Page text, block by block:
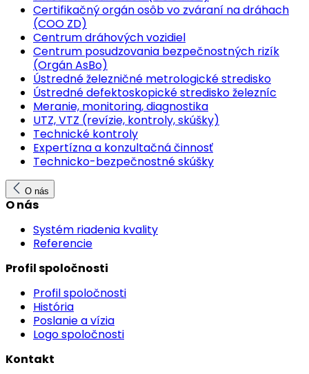
Certifikačný orgán osôb vo zváraní na dráhach
(COO ZD)
Centrum dráhových vozidiel
Centrum posudzovania bezpečnostných rizík
(Orgán AsBo)
Ústredné železničné metrologické stredisko
Ústredné defektoskopické stredisko železníc
Meranie, monitoring, diagnostika
UTZ, VTZ (revízie, kontroly, skúšky)
Technické kontroly
Expertízna a konzultačná činnosť
Technicko-bezpečnostné skúšky
O nás
O nás
Systém riadenia kvality
Referencie
Profil spoločnosti
Profil spoločnosti
História
Poslanie a vízia
Logo spoločnosti
Kontakt